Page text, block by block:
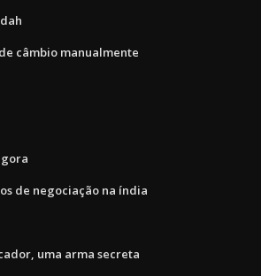
câmbio manualmente
de negociação na índia
uma arma secreta